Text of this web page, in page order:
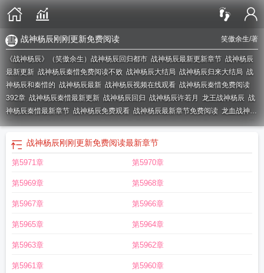
笑傲余生/著
战神杨辰刚刚更新免费阅读
《战神杨辰》（笑傲余生） 战神杨辰回归都市 战神杨辰最新更新章节 战神杨辰
最新更新 战神杨辰秦惜免费阅读不败 战神杨辰大结局 战神杨辰归来大结局 战
神杨辰和秦惜的 战神杨辰最新 战神杨辰视频在线观看 战神杨辰秦惜免费阅读
392章 战神杨辰秦惜最新更新 战神杨辰回归 战神杨辰许若月 龙王战神杨辰 战
神杨辰秦惜最新章节 战神杨辰免费观看 战神杨辰最新章节免费阅读 龙血战神杨
辰战神杨辰最新章节更新时间战神杨辰 最新章节列表战神杨辰秦惜战神杨辰
最快更新 战神杨辰归来 战神杨辰笔趣阁 战神杨辰大结局全本
读 最强战神杨辰
免费阅读修罗战神杨辰 战神杨辰秦惜更新提醒战神杨辰秦惜在线阅读
辰战神杨辰回归都市在线阅读 战神杨辰秦惜全集
神杨辰最新章节列表
战神杨辰归来全文免费阅读免费阅读不败战神杨辰
神杨辰龙腾
战神杨辰刚刚更新免费阅读最新章节
第5971章 第5970章
第5969章 第5968章
第5967章 第5966章
第5965章 第5964章
第5963章 第5962章
第5961章 第5960章